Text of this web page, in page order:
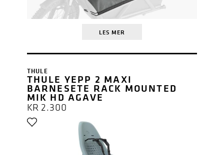
LES MER
THULE
THULE YEPP 2 MAXI
BARNESETE RACK MOUNTED
MIK HD AGAVE
KR 2.300